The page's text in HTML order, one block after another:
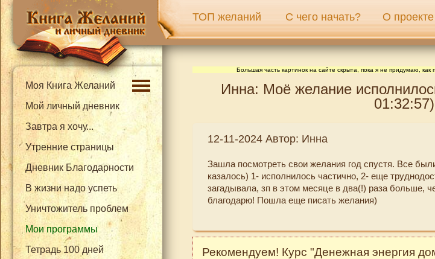
ТОП желаний С чего начать? О проекте
Моя Книга Желаний
Мой личный дневник
Завтра я хочу...
Утренние страницы
Дневник Благодарности
В жизни надо успеть
Уничтожитель проблем
Мои программы
Тетрадь 100 дней
Большая часть картинок на сайте скрыта, пока я не придумаю, как
Инна: Моё желание
01:32:57)
12-11-2024 Автор: Инна
Зашла посмотреть свои желания год спустя. Все
казалось) 1- исполнилось частично, 2- еще
загадывала, зп в этом месяце в два(!) раза больше,
благодарю! Пошла еще писать желания)
Рекомендуем! Курс "Денежная энергия